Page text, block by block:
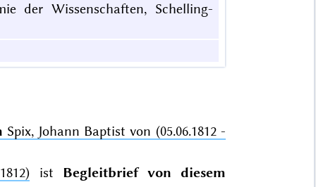
der Wissenschaften, Schelling-
Spix, Johann Baptist von (05.06.1812 -
ist Begleitbrief von diesem